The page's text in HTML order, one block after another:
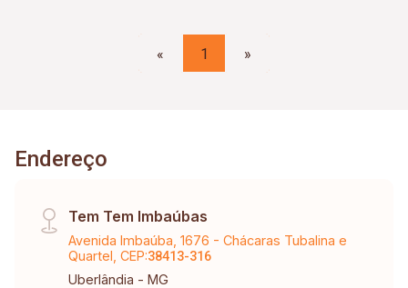
« 1 »
Endereço
Tem Tem Imbaúbas
Avenida Imbaúba, 1676 - Chácaras Tubalina e
Quartel, CEP:38413-316
Uberlândia - MG